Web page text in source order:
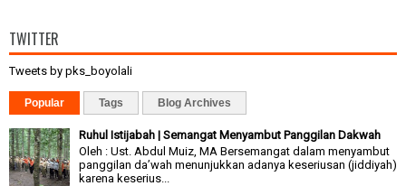
TWITTER
Tweets by pks_boyolali
Popular Tags Blog Archives
Ruhul Istijabah | Semangat Menyambut Panggilan Dakwah
Oleh : Ust. Abdul Muiz, MA Bersemangat dalam menyambut
panggilan da’wah menunjukkan adanya keseriusan (jiddiyah)
karena keserius...